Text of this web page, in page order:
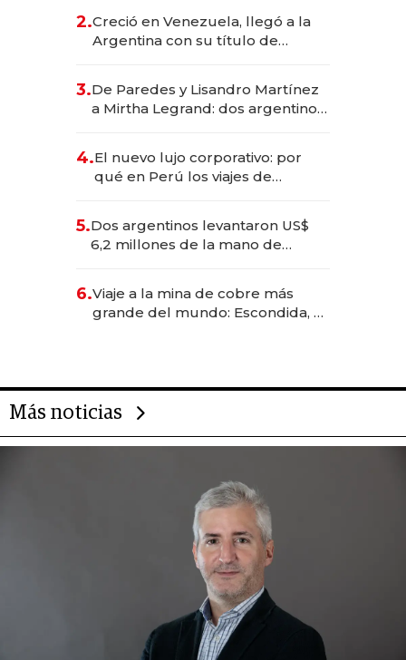
2.Creció en Venezuela, llegó a la
Argentina con su título de
las marcas "fast premium"
3.De Paredes y Lisandro Martínez
a Mirtha Legrand: dos argentinos
4.El nuevo lujo corporativo: por
qué en Perú los viajes de
transformadoras
5.Dos argentinos levantaron US$
6,2 millones de la mano de
6.Viaje a la mina de cobre más
grande del mundo: Escondida, el
Más noticias